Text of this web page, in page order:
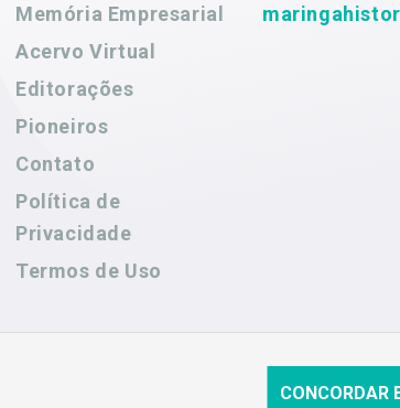
Memória Empresarial
Acervo Virtual
Editorações
Pioneiros
Contato
Política de
Privacidade
Termos de Uso
CONCORDAR